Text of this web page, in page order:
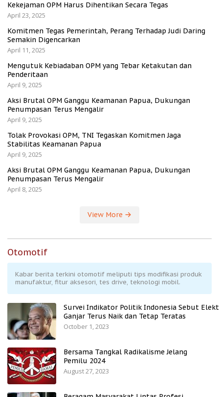
Kekejaman OPM Harus Dihentikan Secara Tegas
April 23, 2025
Komitmen Tegas Pemerintah, Perang Terhadap Judi Daring
Semakin Digencarkan
April 11, 2025
Mengutuk Kebiadaban OPM yang Tebar Ketakutan dan
Penderitaan
April 9, 2025
Aksi Brutal OPM Ganggu Keamanan Papua, Dukungan
Penumpasan Terus Mengalir
April 9, 2025
Tolak Provokasi OPM, TNI Tegaskan Komitmen Jaga
Stabilitas Keamanan Papua
April 9, 2025
Aksi Brutal OPM Ganggu Keamanan Papua, Dukungan
Penumpasan Terus Mengalir
April 8, 2025
View More
Otomotif
Kabar berita terkini otomotif meliputi tips modifikasi produk
manufaktur, fitur aksesori, tes drive, teknologi mobil.
Survei Indikator Politik Indonesia Sebut
Ganjar Terus Naik dan Tetap Teratas
October 1, 2023
Bersama Tangkal Radikalisme Jelang
Pemilu 2024
August 27, 2023